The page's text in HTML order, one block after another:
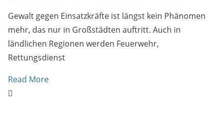
Gewalt gegen Einsatzkräfte ist längst kein Phänomen
mehr, das nur in Großstädten auftritt. Auch in
ländlichen Regionen werden Feuerwehr,
Rettungsdienst
Read More